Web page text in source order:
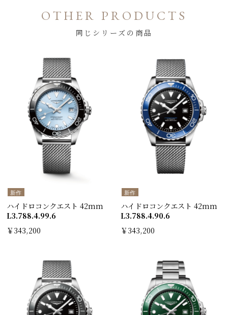
OTHER PRODUCTS
同じシリーズの商品
新作
ハイドロコンクエスト 42mm
L3.788.4.99.6
￥343,200
新作
ハイドロコンクエスト 42mm
L3.788.4.90.6
￥343,200